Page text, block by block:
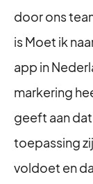
door ons
is Moet ik
app in
markering
geeft aan
toepassing
voldoet en